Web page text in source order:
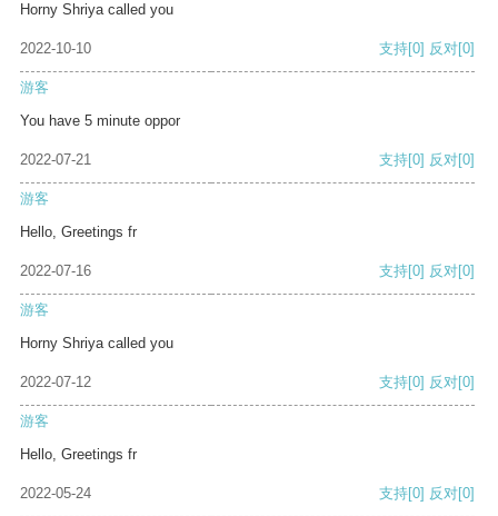
Horny Shriya called you
2022-10-10 支持[0] 反对[0]
游客
You have 5 minute oppor
2022-07-21 支持[0] 反对[0]
游客
Hello, Greetings fr
2022-07-16 支持[0] 反对[0]
游客
Horny Shriya called you
2022-07-12 支持[0] 反对[0]
游客
Hello, Greetings fr
2022-05-24 支持[0] 反对[0]